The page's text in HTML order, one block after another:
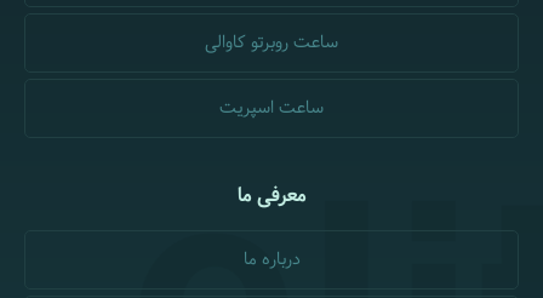
ساعت روبرتو کاوالی
ساعت اسپریت
معرفی ما
درباره ما